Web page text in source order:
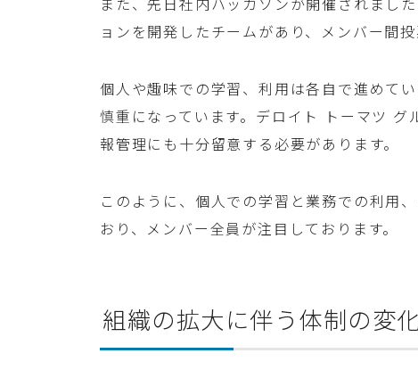
ョンを開発したチームがあり、メンバー間
個人や趣味での学習、利用は各自で進めて
慎重になっています。デロイト トーマツ
報管理にも十分留意する必要があります。
このように、個人での学習と業務での利用
おり、メンバー全員が注目しております。
組織の拡大に伴う体制の変